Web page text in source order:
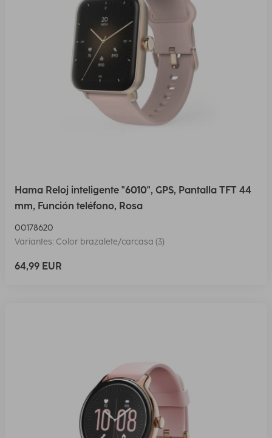
Hama Reloj inteligente "6010", GPS, Pantalla TFT 44
mm, Función teléfono, Rosa
00178620
Variantes: Color brazalete/carcasa (3)
64,99 EUR